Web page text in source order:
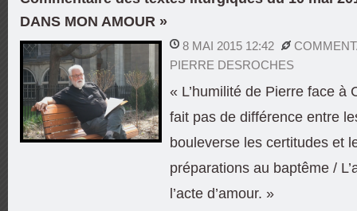
DANS MON AMOUR »
8 MAI 2015 12:42
PIERRE DESROCHES
« L’humilité de Pierre face à
fait pas de différence entre
bouleverse les certitudes et
préparations au baptême /
l’acte d’amour. »